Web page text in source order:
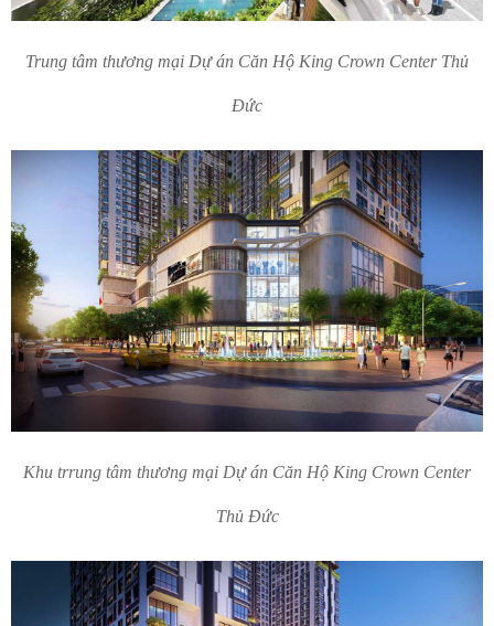
Trung tâm thương mại Dự án Căn Hộ King Crown Center Thủ
Đức
Khu trrung tâm thương mại Dự án Căn Hộ King Crown Center
Thủ Đức